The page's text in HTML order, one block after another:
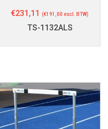
€231,11 (€191,00 excl. BTW)
TS-1132ALS